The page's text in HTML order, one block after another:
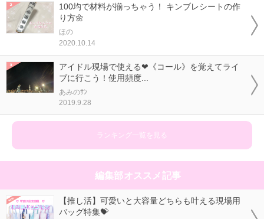
100均で材料が揃っちゃう！ キンブレシートの作
り方🌼
ほの
2020.10.14
アイドル現場で使える❤《コール》を覚えてライ
ブに行こう！使用頻度...
あみのｻﾝ
2019.9.28
ランキング一覧を見る
編集部オススメ記事
【推し活】可愛いと大容量どちらも叶える現場用
バッグ特集💝